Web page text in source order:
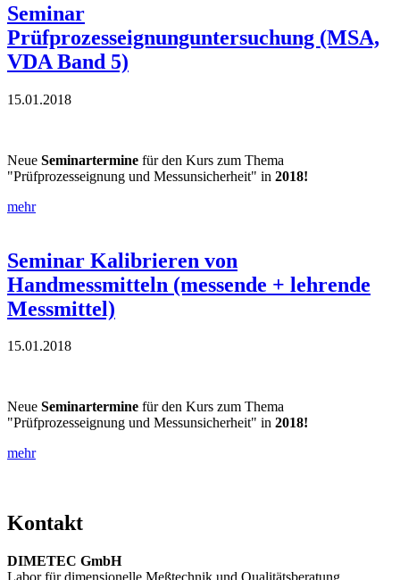
Seminar
Prüfprozesseignunguntersuchung (MSA,
VDA Band 5)
15.01.2018
Neue Seminartermine für den Kurs zum Thema
"Prüfprozesseignung und Messunsicherheit" in 2018!
mehr
Seminar Kalibrieren von
Handmessmitteln (messende + lehrende
Messmittel)
15.01.2018
Neue Seminartermine für den Kurs zum Thema
"Prüfprozesseignung und Messunsicherheit" in 2018!
mehr
Kontakt
DIMETEC GmbH